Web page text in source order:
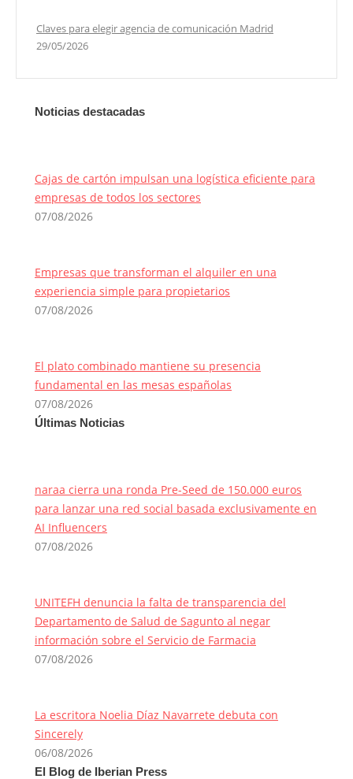
Claves para elegir agencia de comunicación Madrid
29/05/2026
Noticias destacadas
Cajas de cartón impulsan una logística eficiente para
empresas de todos los sectores
07/08/2026
Empresas que transforman el alquiler en una
experiencia simple para propietarios
07/08/2026
El plato combinado mantiene su presencia
fundamental en las mesas españolas
07/08/2026
Últimas Noticias
naraa cierra una ronda Pre-Seed de 150.000 euros
para lanzar una red social basada exclusivamente en
AI Influencers
07/08/2026
UNITEFH denuncia la falta de transparencia del
Departamento de Salud de Sagunto al negar
información sobre el Servicio de Farmacia
07/08/2026
La escritora Noelia Díaz Navarrete debuta con
Sincerely
06/08/2026
El Blog de Iberian Press